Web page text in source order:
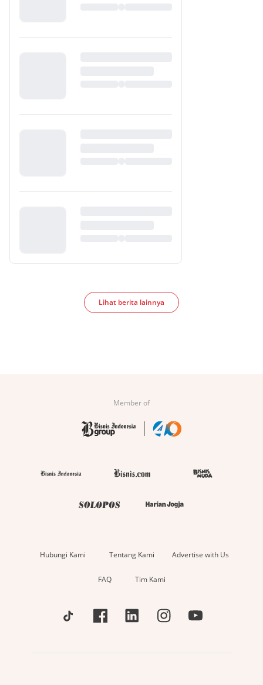
Lihat berita lainnya
Member of
Hubungi Kami Tentang Kami Advertise with Us
FAQ Tim Kami